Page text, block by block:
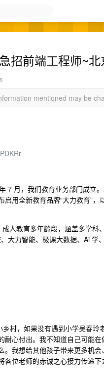
招前端工程师~北
mentioned may be
7 月，我们教育业务部门成立
用全新教育品牌“大力教育”
人教育多年龄段，涵盖多学
大力智能、极课大数据、Ai 学
村，如果没有遇到小学吴春玲
耐心付出。我不知道自己可能
。我想给其他孩子带来更多机
位老师的赤诚之心接力传递下